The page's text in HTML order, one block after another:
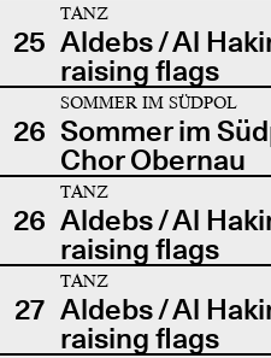
25
TANZ
Aldebs / Al
raising flags
26
SOMMER IM SÜDPOL
Sommer im
Chor Obernau
26
TANZ
Aldebs / Al
raising flags
27
TANZ
Aldebs / Al
raising flags